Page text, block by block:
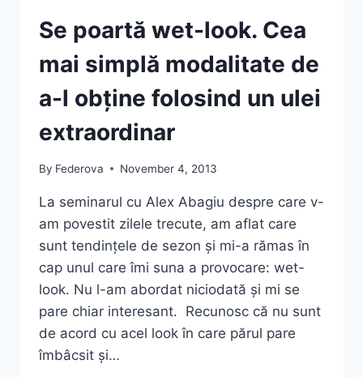
Se poartă wet-look. Cea
mai simplă modalitate de
a-l obține folosind un ulei
extraordinar
By Federova November 4, 2013
La seminarul cu Alex Abagiu despre care v-
am povestit zilele trecute, am aflat care
sunt tendințele de sezon și mi-a rămas în
cap unul care îmi suna a provocare: wet-
look. Nu l-am abordat niciodată și mi se
pare chiar interesant. Recunosc că nu sunt
de acord cu acel look în care părul pare
îmbâcsit și…